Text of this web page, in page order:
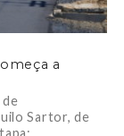
a
de
Sartor, de